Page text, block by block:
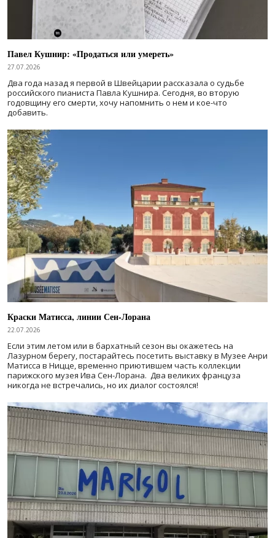
Павел Кушнир: «Продаться или умереть»
27.07.2026
Два года назад я первой в Швейцарии рассказала о судьбе
российского пианиста Павла Кушнира. Сегодня, во вторую
годовщину его смерти, хочу напомнить о нем и кое-что
добавить.
Краски Матисса, линии Сен-Лорана
22.07.2026
Если этим летом или в бархатный сезон вы окажетесь на
Лазурном берегу, постарайтесь посетить выставку в Музее Анри
Матисса в Ницце, временно приютившем часть коллекции
парижского музея Ива Сен-Лорана. Два великих француза
никогда не встречались, но их диалог состоялся!